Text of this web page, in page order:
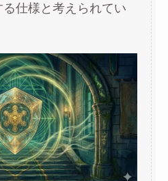
仕様と考えられてい